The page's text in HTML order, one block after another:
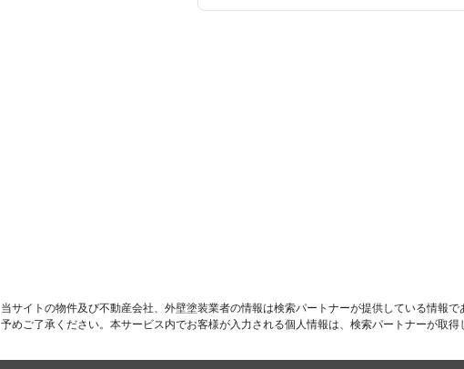
当サイトの物件及び不動産会社、外壁塗装業者の情報は検索パートナーが提供している情報
予めご了承ください。 本サービス内でお客様が入力される個人情報は、検索パートナーが取